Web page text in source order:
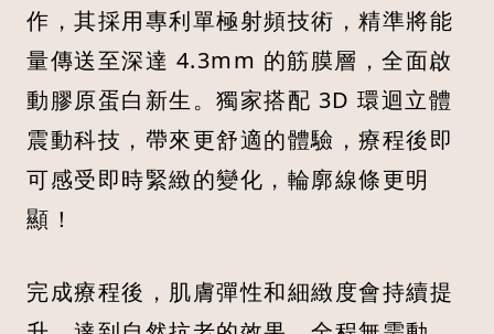
作，其採用專利單極射頻技術，精準將能
量傳送至深達 4.3mm 的筋膜層，全面啟
動膠原蛋白新生。獨家搭配 3D 環迴立體
震動科技，帶來更舒適的體驗，療程後即
可感受即時緊緻的變化，輪廓線條更明
顯！
完成療程後，肌膚彈性和細緻度會持續提